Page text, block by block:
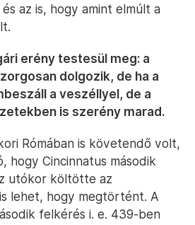
az is, hogy amint elmúlt a
erény testesül meg: a
dolgozik, de ha a
a veszéllyel, de a
is szerény marad.
Rómában is követendő volt,
hogy Cincinnatus második
utókor költötte az
lehet, hogy megtörtént. A
felkérés i. e. 439-ben